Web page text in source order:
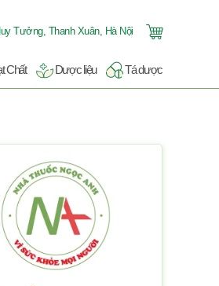
Tưởng, Thanh Xuân, Hà Nội
Chất Dược liệu Tá dược